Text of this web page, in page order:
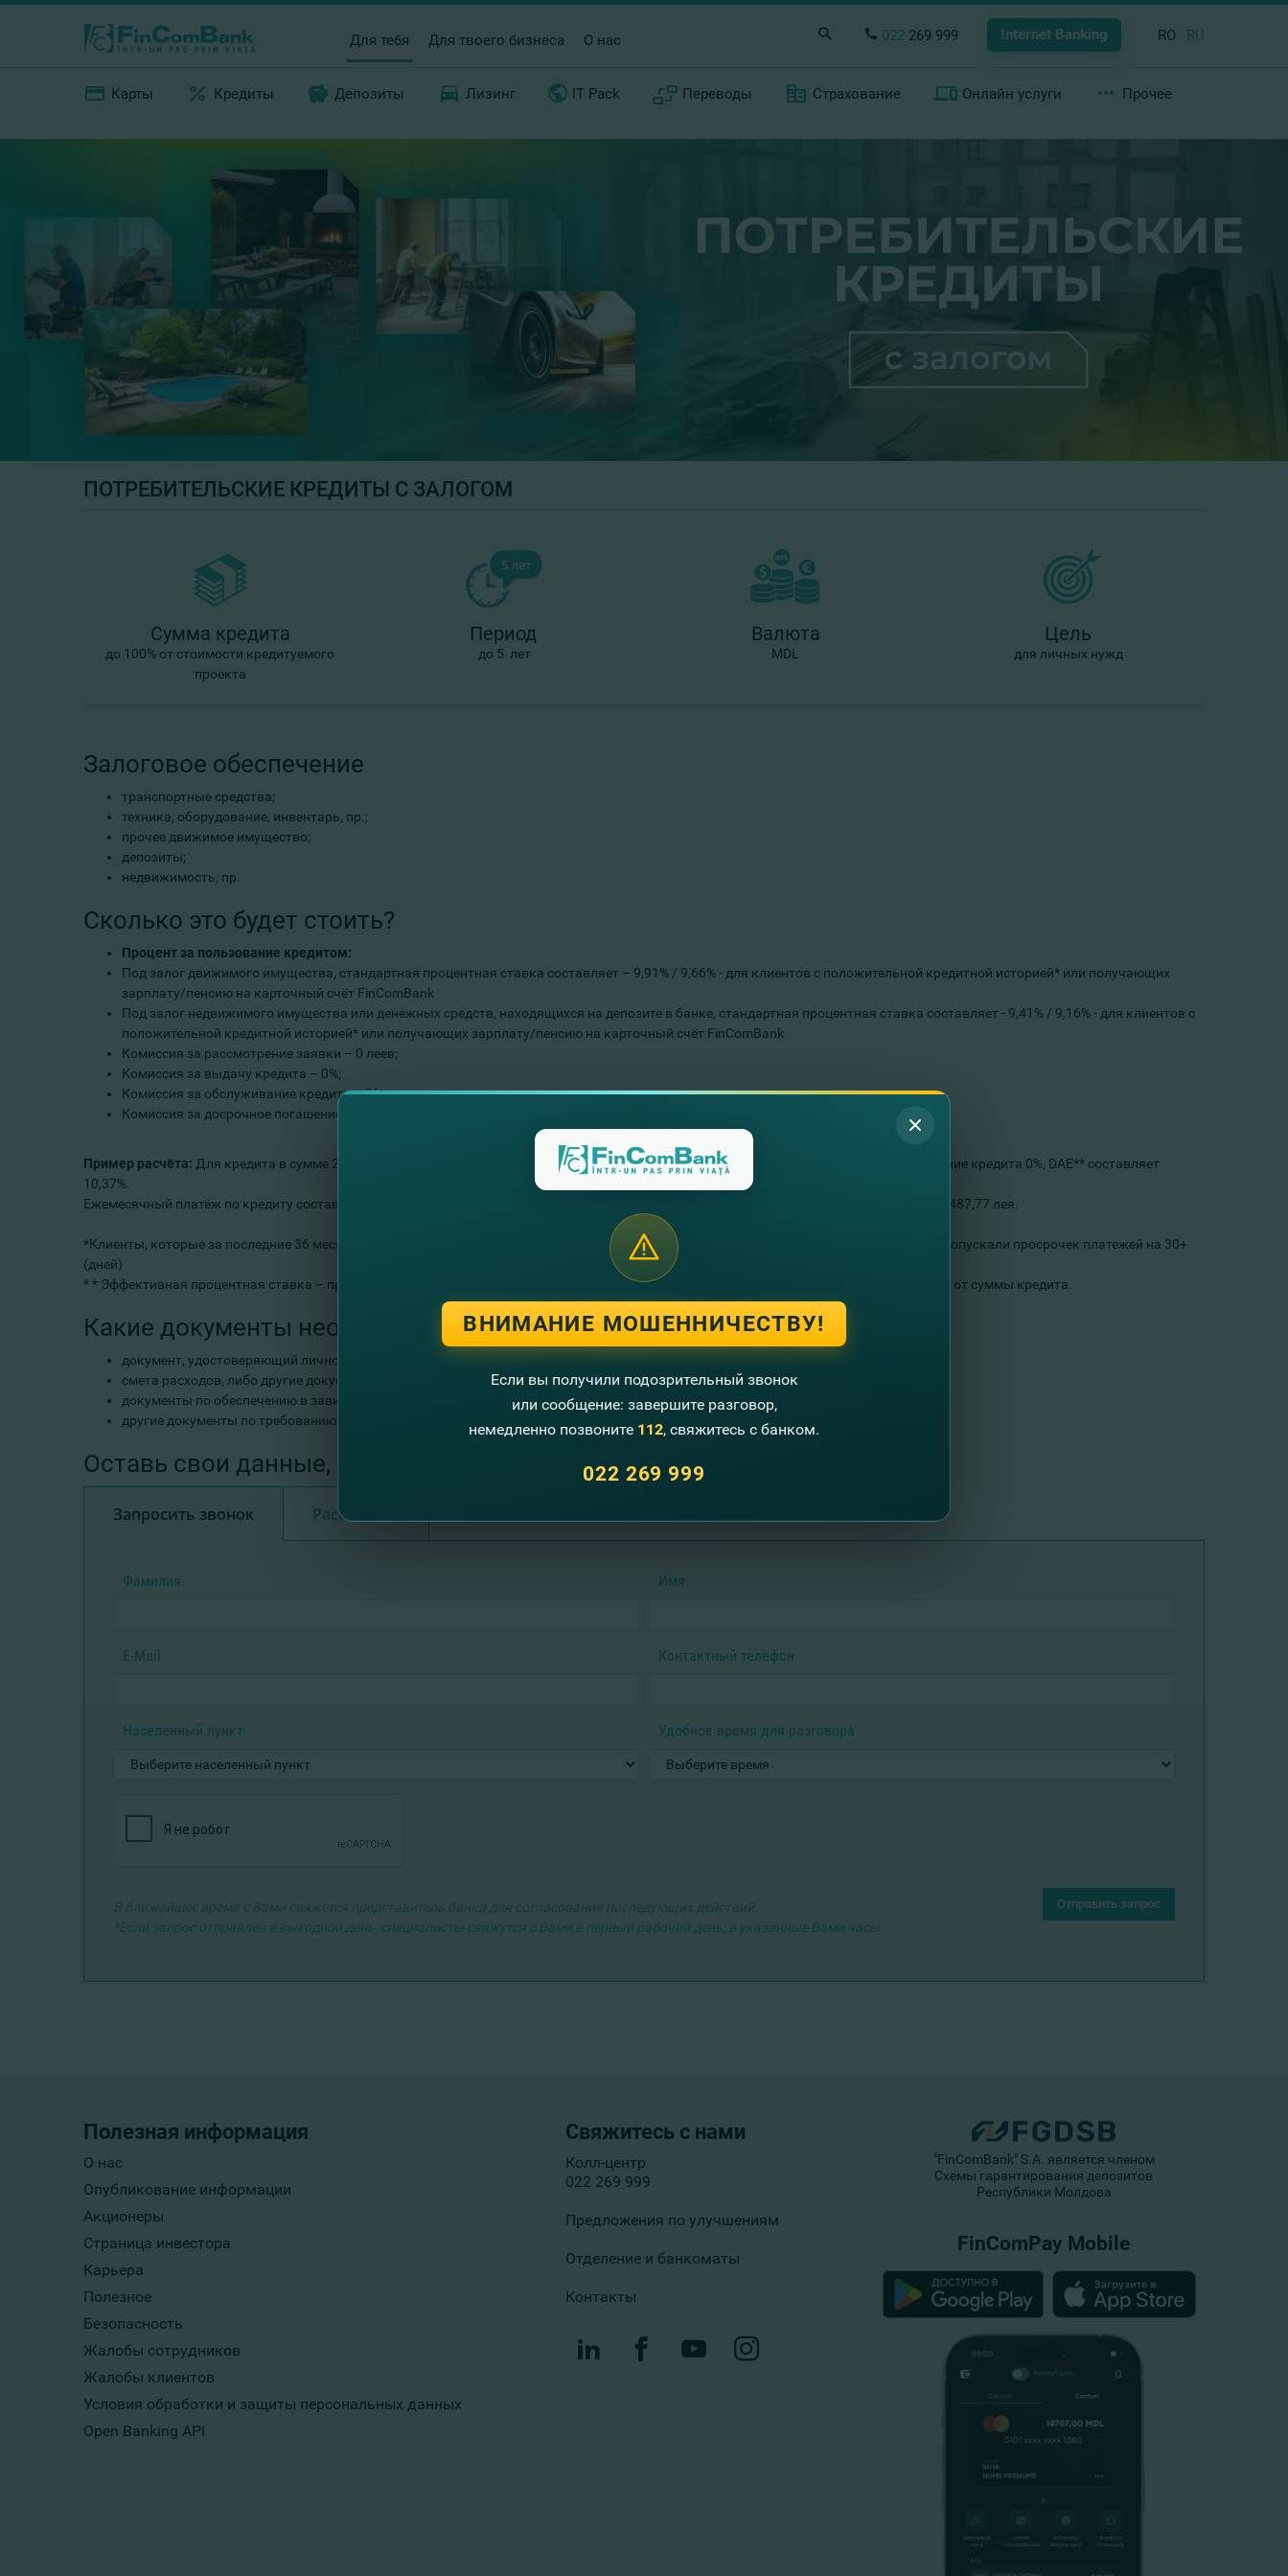
Для тебя Для твоего бизнеса О нас 022 269 999 Internet Banking RO RU
Карты Кредиты Депозиты Лизинг IT Pack Переводы Страхование Онлайн услуги Прочее
ПОТРЕБИТЕЛЬСКИЕ КРЕДИТЫ С ЗАЛОГОМ
Сумма кредита
до 100% от стоимости кредитуемого
проекта
Период
до 5 лет
Валюта
MDL
Цель
для личных нужд
Залоговое обеспечение
транспортные средства;
техника, оборудование, инвентарь, пр.;
прочее движимое имущество;
депозиты;
недвижимость, пр.
Сколько это будет стоить?
Процент за пользование кредитом:
Под залог движимого имущества, стандартная процентная ставка составляет – 9,91% / 9,66% - для клиентов с положительной кредитной историей* или получающих
зарплату/пенсию на карточный счёт FinComBank
Под залог недвижимого имущества или денежных средств, находящихся на депозите в банке, стандартная процентная ставка составляет - 9,41% / 9,16% - для клиентов с
положительной кредитной историей* или получающих зарплату/пенсию на карточный счёт FinComBank
Комиссия за рассмотрение заявки – 0 леев;
Комиссия за выдачу кредита – 0%;
Комиссия за обслуживание кредита – 0%;
Комиссия за досрочное погашение кредита - 0%.
Пример расчёта: Для кредита в сумме 200 000 леев сроком на 60 месяцев, с процентной ставкой 9,91% и комиссией за администрирование кредита 0%, DAE** составляет
10,37%.
Ежемесячный платёж по кредиту составляет 4 241,47 лея, а общая сумма к оплате (сумма кредита + все сопутствующие расходы) — 254 487,77 лея.
*Клиенты, которые за последние 36 месяцев имели активные кредиты, обслуживаемые не менее 12 месяцев, и в этот период ни разу не допускали просрочек платежей на 30+
(дней)
* * Эффективная процентная ставка – представляет собой полную стоимость кредита с учетом всех комиссий, выраженную в процентах от суммы кредита.
Какие документы необходимы?
документ, удостоверяющий личность;
смета расходов, либо другие документы по финансированию кредитного проекта;
документы по обеспечению в зависимости от типа залога;
другие документы по требованию банка.
Оставь свои данные, и мы перезвоним тебе!
Запросить звонок Рассчитать
Фамилия Имя
E-Mail Контактный телефон
Населенный пункт Удобное время для разговора
В ближайшее время с Вами свяжется представитель банка для согласования последующих действий.
*Если запрос отправлен в выходной день, специалисты свяжутся с Вами в первый рабочий день, в указанные Вами часы
Отправить запрос
Полезная информация
О нас
Опубликование информации
Акционеры
Страница инвестора
Карьера
Полезное
Безопасность
Жалобы сотрудников
Жалобы клиентов
Условия обработки и защиты персональных данных
Open Banking API
Свяжитесь с нами
Колл-центр
022 269 999
Предложения по улучшениям
Отделение и банкоматы
Контакты
"FinComBank" S.A. является членом
Схемы гарантирования депозитов
Республики Молдова
FinComPay Mobile
ВНИМАНИЕ МОШЕННИЧЕСТВУ!
Если вы получили подозрительный звонок
или сообщение: завершите разговор,
немедленно позвоните 112, свяжитесь с банком.
022 269 999